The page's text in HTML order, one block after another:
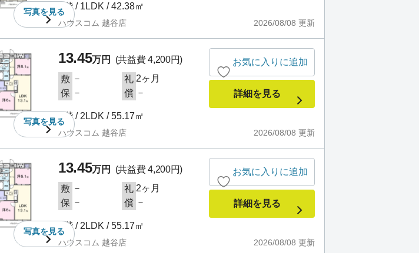
写真を見る
1階 / 1LDK / 42.38㎡
2026/08/08 更新
ハウスコム 越谷店
写真を見る
13.45万円
(共益費 4,200円)
敷 － 礼 2ヶ月
保 － 償 －
1階 / 2LDK / 55.17㎡
2026/08/08 更新
ハウスコム 越谷店
お気に入りに追加
詳細を見る
写真を見る
13.45万円
(共益費 4,200円)
敷 － 礼 2ヶ月
保 － 償 －
1階 / 2LDK / 55.17㎡
2026/08/08 更新
ハウスコム 越谷店
お気に入りに追加
詳細を見る